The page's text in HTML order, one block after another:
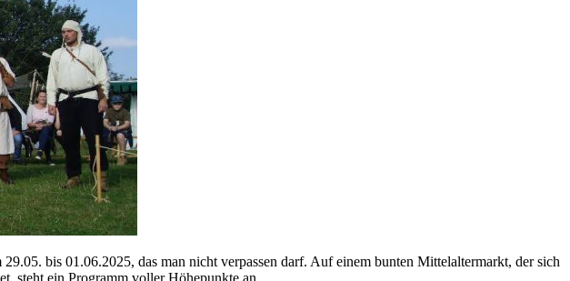
bis 01.06.2025, das man nicht verpassen darf. Auf einem bunten Mittelaltermarkt, der sich
steht ein Programm voller Höhepunkte an.